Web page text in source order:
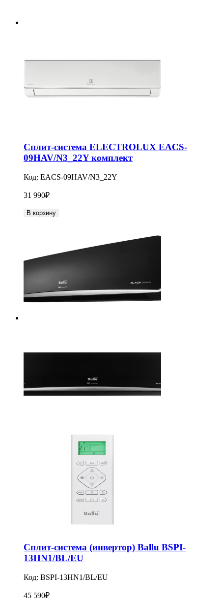
Сплит-система ELECTROLUX EACS-
09HAV/N3_22Y комплект
Код: EACS-09HAV/N3_22Y
31 990₽
В корзину
Сплит-система (инвертор) Ballu BSPI-
13HN1/BL/EU
Код: BSPI-13HN1/BL/EU
45 590₽